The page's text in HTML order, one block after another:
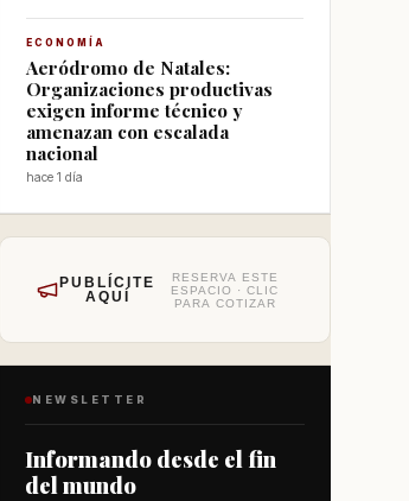
ECONOMÍA
Aeródromo de Natales:
Organizaciones productivas
exigen informe técnico y
amenazan con escalada
nacional
hace 1 día
PUBLÍCITE
AQUÍ
RESERVA ESTE
ESPACIO · CLIC
PARA COTIZAR
NEWSLETTER
Informando desde el fin
del mundo